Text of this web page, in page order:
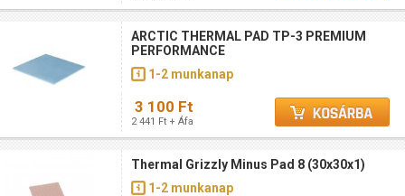
ARCTIC THERMAL PAD TP-3 PREMIUM
PERFORMANCE
1-2 munkanap
3 100 Ft
2 441 Ft + Áfa
Thermal Grizzly Minus Pad 8 (30x30x1)
1-2 munkanap